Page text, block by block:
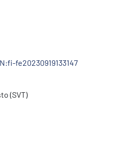
fe20230919133147
(SVT)